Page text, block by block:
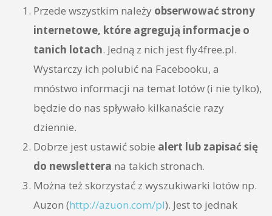
Przede wszystkim należy obserwować strony
internetowe, które agregują informacje o
tanich lotach. Jedną z nich jest fly4free.pl.
Wystarczy ich polubić na Facebooku, a
mnóstwo informacji na temat lotów (i nie tylko),
będzie do nas spływało kilkanaście razy
dziennie.
Dobrze jest ustawić sobie alert lub zapisać się
do newslettera na takich stronach.
Można też skorzystać z wyszukiwarki lotów np.
Auzon (http://azuon.com/pl). Jest to jednak